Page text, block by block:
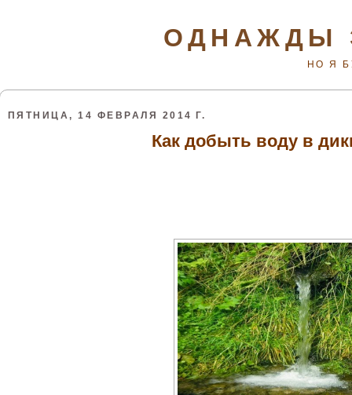
ОДНАЖДЫ
НО Я
ПЯТНИЦА, 14 ФЕВРАЛЯ 2014 Г.
Как добыть воду в